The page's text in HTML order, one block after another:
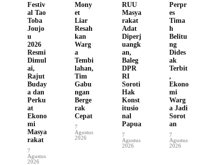
Festiv
al Tao
Toba
Joujo
u
2026
Resmi
Dimul
ai,
Rajut
Buday
a dan
Perku
at
Ekono
mi
Masya
rakat
7
Agustus
2026
Mony
et
Liar
Resah
kan
Warg
a
Tembi
lahan,
Tim
Gabu
ngan
Berge
rak
Cepat
7
Agustus
2026
RUU
Masya
rakat
Adat
Diperj
uangk
an,
Baleg
DPR
RI
Soroti
Hak
Konst
itusio
nal
Papua
7
Agustus
2026
Perpr
es
Tima
h
Belitu
ng
Dides
ak
Terbit
,
Ekono
mi
Warg
a Jadi
Sorot
an
7
Agustus
2026